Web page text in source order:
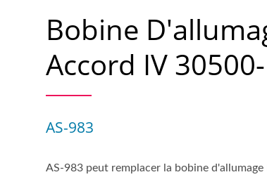
Bobine
Accord IV
AS-983
AS-983 peut remplacer la bobine